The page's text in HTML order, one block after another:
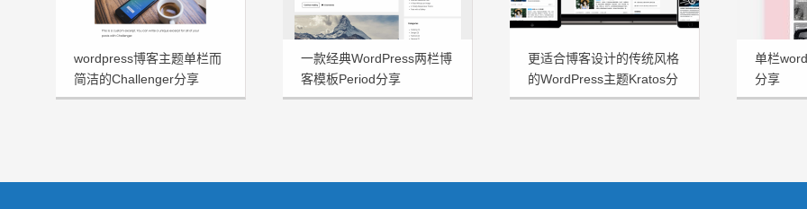
wordpress博客主题单栏而
简洁的Challenger分享
一款经典WordPress两栏博
客模板Period分享
更适合博客设计的传统风格
的WordPress主题Kratos分
享
单栏
分享